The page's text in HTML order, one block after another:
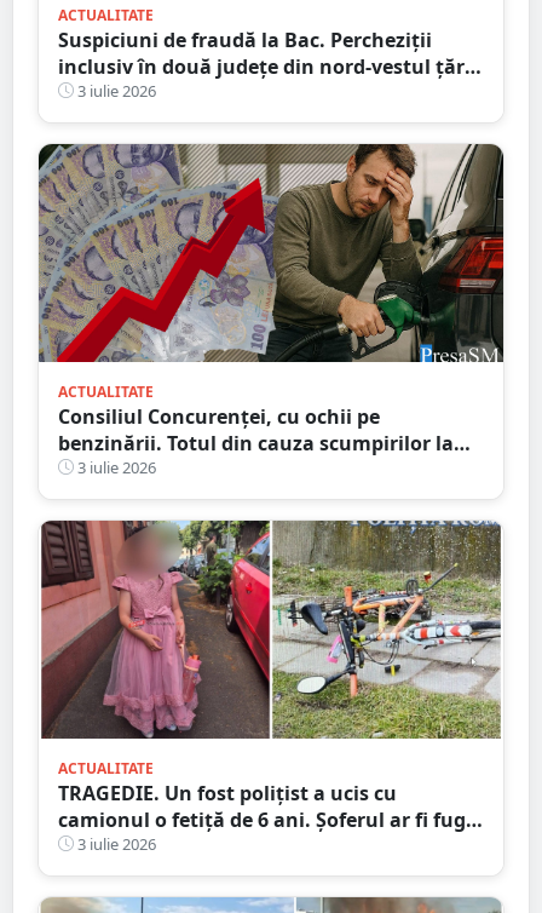
ACTUALITATE
Suspiciuni de fraudă la Bac. Percheziții
inclusiv în două județe din nord-vestul țării.
Ce suspectează procurorii
3 iulie 2026
ACTUALITATE
Consiliul Concurenței, cu ochii pe
benzinării. Totul din cauza scumpirilor la
motorină
3 iulie 2026
ACTUALITATE
TRAGEDIE. Un fost polițist a ucis cu
camionul o fetiță de 6 ani. Șoferul ar fi fugit
de la locul accidentului
3 iulie 2026